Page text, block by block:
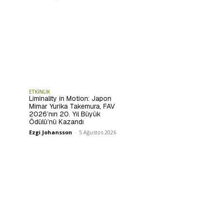
ETKİNLİK
Liminality in Motion: Japon
Mimar Yurika Takemura, FAV
2026’nın 20. Yıl Büyük
Ödülü’nü Kazandı
Ezgi Johansson - 5 Ağustos 2026